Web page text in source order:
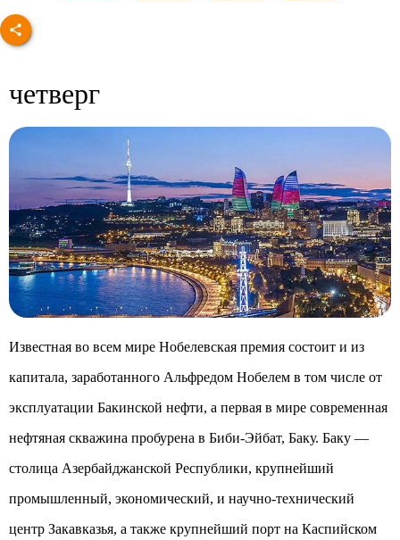
четверг
Известная во всем мире Нобелевская премия состоит и из
капитала, заработанного Альфредом Нобелем в том числе от
эксплуатации Бакинской нефти, а первая в мире современная
нефтяная скважина пробурена в Биби-Эйбат, Баку. Баку —
столица Азербайджанской Республики, крупнейший
промышленный, экономический, и научно-технический
центр Закавказья, а также крупнейший порт на Каспийском